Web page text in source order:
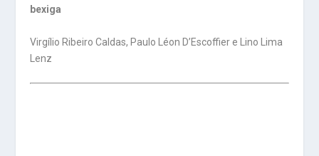
bexiga
Virgílio Ribeiro Caldas, Paulo Léon D’Escoffier e Lino Lima
Lenz